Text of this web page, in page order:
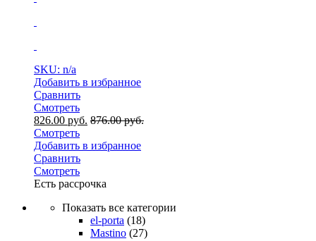
SKU: n/a
Добавить в избранное
Сравнить
Смотреть
826.00 руб. 876.00руб.
Смотреть
Добавить в избранное
Сравнить
Смотреть
Есть рассрочка
Показать все категории
el-porta (18)
Mastino (27)